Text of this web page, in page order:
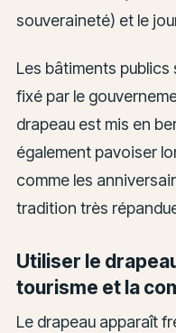
souveraineté) et le
Les bâtiments
fixé par le
drapeau est mis en
également pavoiser
comme les
tradition très
Utiliser le
tourisme et la
Le drapeau apparaît